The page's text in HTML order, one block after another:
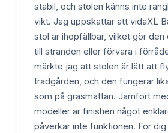
stabil, och stolen känns inte
vikt. Jag uppskattar att vidaXL
stol är ihopfällbar, vilket gör den
till stranden eller förvara i
märkte jag att stolen är lätt att
trädgården, och den fungerar
som på gräsmattan. Jämfört
modeller är finishen något
påverkar inte funktionen. För dig